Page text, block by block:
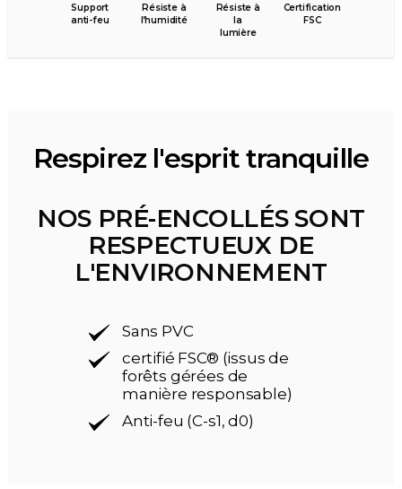
Support
anti-feu
Résiste à
l’humidité
Résiste à
la
lumière
Certification
FSC
Respirez l'esprit tranquille
NOS PRÉ-ENCOLLÉS SONT
RESPECTUEUX DE
L'ENVIRONNEMENT
Sans PVC
certifié FSC® (issus de
forêts gérées de
manière responsable)
Anti-feu (C-s1, d0)